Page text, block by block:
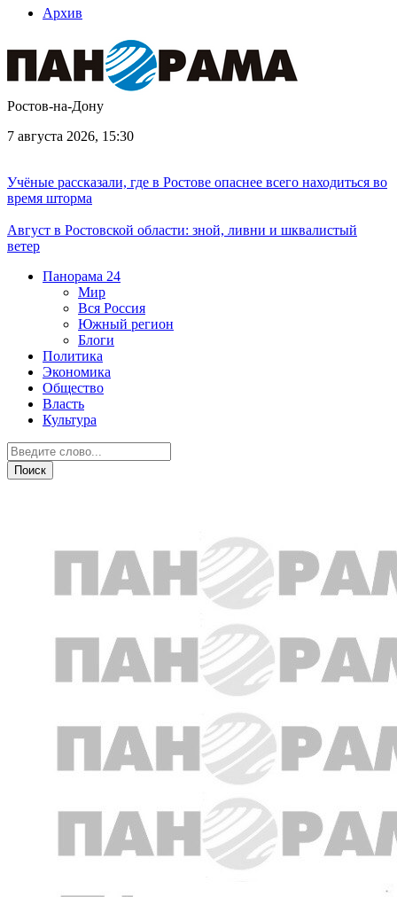
Архив
Ростов-на-Дону
7 августа 2026, 15:30
Учёные рассказали, где в Ростове опаснее всего находиться во
время шторма
Август в Ростовской области: зной, ливни и шквалистый
ветер
Панорама 24
Мир
Вся Россия
Южный регион
Блоги
Политика
Экономика
Общество
Власть
Культура